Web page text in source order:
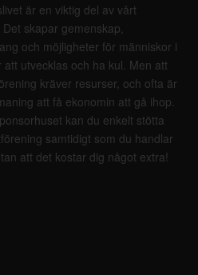
är en viktig del av vårt
skapar gemenskap,
och möjligheter för människor i
att utvecklas och ha kul. Men att
kräver resurser, och ofta är
att få ekonomin att gå ihop.
kan du enkelt stötta
samtidigt som du handlar
att det kostar dig något extra!